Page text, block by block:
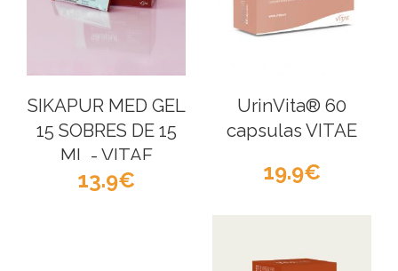
SIKAPUR MED GEL
15 SOBRES DE 15
ML - VITAE
13.9
UrinVita® 60
capsulas VITAE
19.9